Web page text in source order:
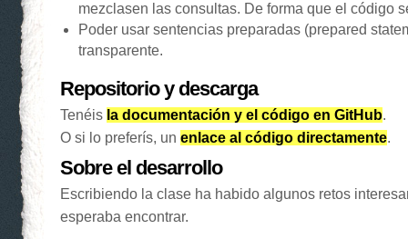
mezclasen las consultas. De forma que el código
Poder usar sentencias preparadas (prepared
transparente.
Repositorio y descarga
Tenéis la documentación y el código en GitHub.
O si lo preferís, un enlace al código directamente.
Sobre el desarrollo
Escribiendo la clase ha habido algunos retos
esperaba encontrar.